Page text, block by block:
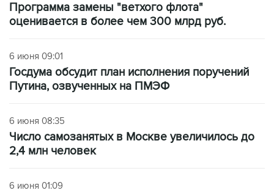
Программа замены "ветхого флота"
оценивается в более чем 300 млрд руб.
6 июня 09:01
Госдума обсудит план исполнения поручений
Путина, озвученных на ПМЭФ
6 июня 08:35
Число самозанятых в Москве увеличилось до
2,4 млн человек
6 июня 01:09